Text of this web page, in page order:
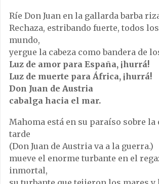
Ríe Don Juan en la gallarda barba
Rechaza, estribando fuerte, todos
mundo,
yergue la cabeza como bandera de
Luz de amor para España, ¡hurrá!
Luz de muerte para África, ¡hurrá!
Don Juan de Austria
cabalga hacia el mar.
Mahoma está en su paraíso sobre la
tarde
(Don Juan de Austria va a la guerra.)
mueve el enorme turbante en el
inmortal,